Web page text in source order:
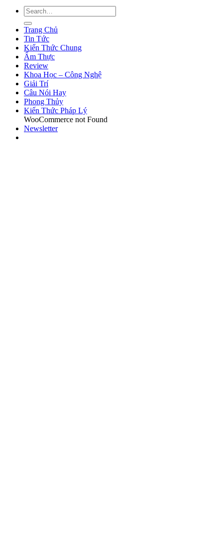
Trang Chủ
Tin Tức
Kiến Thức Chung
Ẩm Thực
Review
Khoa Học – Công Nghệ
Giải Trí
Câu Nói Hay
Phong Thủy
Kiến Thức Pháp Lý
WooCommerce not Found
Newsletter